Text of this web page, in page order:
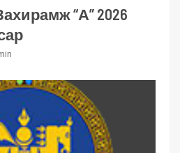
“А” 2026